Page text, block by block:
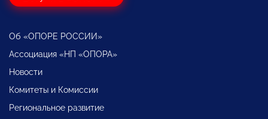
Об «ОПОРЕ РОССИИ»
Ассоциация «НП «ОПОРА»
Новости
Комитеты и Комиссии
Региональное развитие